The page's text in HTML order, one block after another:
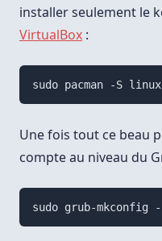
installer seulement le
VirtualBox :
Une fois tout ce beau
compte au niveau du